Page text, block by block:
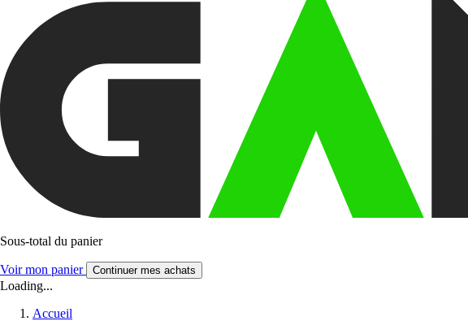
Sous-total du panier
Voir mon panier Continuer mes achats
Loading...
Accueil